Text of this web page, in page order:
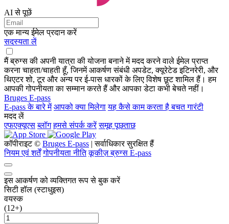
AI से पूछें
एक मान्य ईमेल प्रदान करें
सदस्यता लें
मैं ब्रुग्स की अपनी यात्रा की योजना बनाने में मदद करने वाले ईमेल प्राप्त
करना चाहता/चाहती हूँ, जिनमें आकर्षण संबंधी अपडेट, क्यूरेटेड इटिनरेरी, और
थिएटर शो, टूर और अन्य पर ई-पास धारकों के लिए विशेष छूट शामिल हैं। हम
आपकी गोपनीयता का सम्मान करते हैं और आपका डेटा कभी बेचते नहीं।
Bruges E-pass
E-pass के बारे में आपको क्या मिलेगा यह कैसे काम करता हैबचत गारंटी
मदद लें
एफएक्यूएस ब्लॉग हमसे संपर्क करें समूह पूछताछ
कॉपीराइट © Bruges E-pass | सर्वाधिकार सुरक्षित हैं
नियम एवं शर्तें गोपनीयता नीति कूकीज़ ब्रुग्स E-pass
इस आकर्षण को व्यक्तिगत रूप से बुक करें
सिटी हॉल (स्टाधुइस)
वयस्क
(12+)